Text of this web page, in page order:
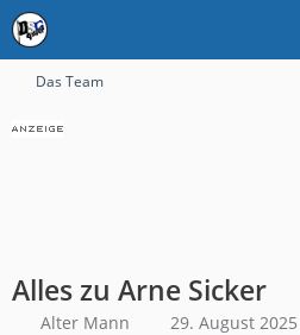
Das Team
Alles zu Arne Sicker
Alter Mann 29. August